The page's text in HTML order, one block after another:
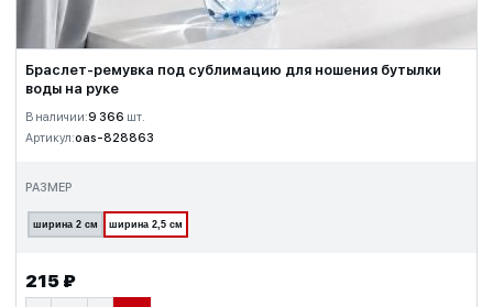
Браслет-ремувка под сублимацию для ношения бутылки
воды на руке
В наличии:9 366 шт.
Артикул:oas-828863
РАЗМЕР
ширина 2 см ширина 2,5 см
215 ₽